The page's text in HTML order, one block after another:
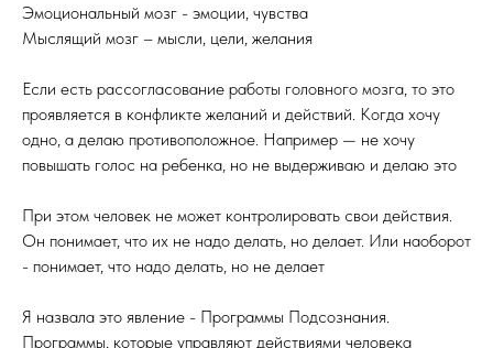
Эмоциональный мозг - эмоции, чувства
Мыслящий мозг – мысли, цели, желания
Если есть рассогласование работы головного мозга, то это
проявляется в конфликте желаний и действий. Когда хочу
одно, а делаю противоположное. Например — не хочу
повышать голос на ребенка, но не выдерживаю и делаю это
При этом человек не может контролировать свои действия.
Он понимает, что их не надо делать, но делает. Или наоборот
- понимает, что надо делать, но не делает
Я назвала это явление - Программы Подсознания.
Программы, которые управляют действиями человека